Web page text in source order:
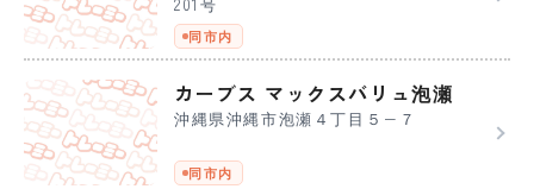
同市内
カーブス マックスバリュ泡瀬
沖縄県沖縄市泡瀬４丁目５−７
同市内